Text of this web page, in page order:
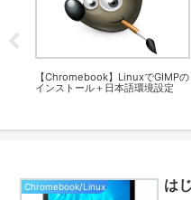
【Chromebook】LinuxでGIMPの
インストール＋日本語環境設定
Chromebook/Linux は